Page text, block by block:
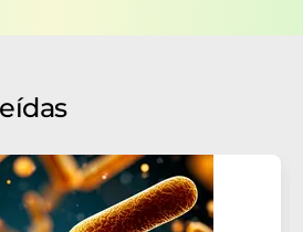
de datos. LUMITOS
o de investigación de
revocar en todo momento su
por correo postal a
Str. 2, 12489 Berlín
electrónico a